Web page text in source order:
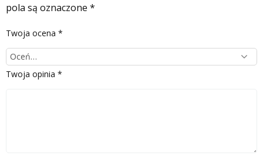
pola są oznaczone *
Twoja ocena *
Twoja opinia *